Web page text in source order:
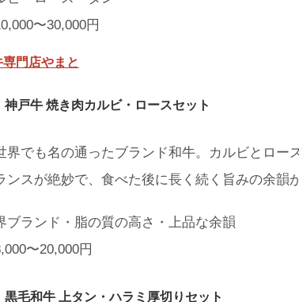
〜30,000円
門店やまと
神戸牛 焼き肉カルビ・ロースセット
界でも名の通ったブランド和牛。カルビとロー
ンスが絶妙で、食べた後に長く続く旨みの余韻
ブランド・脂の質の高さ・上品な余韻
〜20,000円
黒毛和牛 上タン・ハラミ厚切りセット